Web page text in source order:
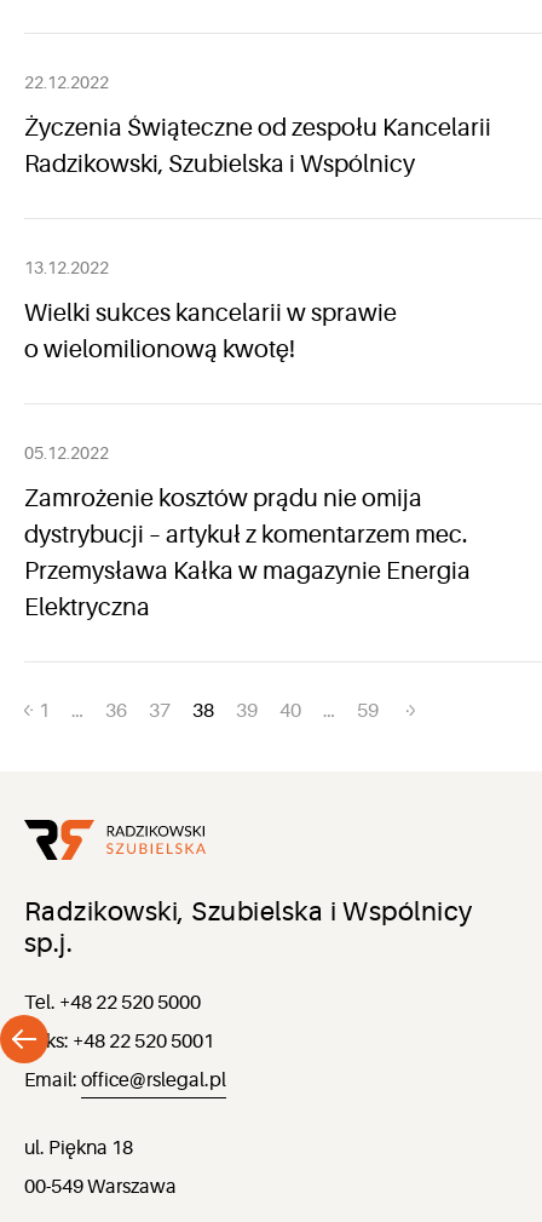
22.12.2022
Życzenia Świąteczne od zespołu Kancelarii
Radzikowski, Szubielska i Wspólnicy
13.12.2022
Wielki sukces kancelarii w sprawie
o wielomilionową kwotę!
05.12.2022
Zamrożenie kosztów prądu nie omija
dystrybucji – artykuł z komentarzem mec.
Przemysława Kałka w magazynie Energia
Elektryczna
Nawigacja
1 … 36 37 38 39 40 … 59
Radzikowski, Szubielska i Wspólnicy
sp.j.
Tel. +48 22 520 5000
Faks: +48 22 520 5001
Email: office@rslegal.pl
ul. Piękna 18
00-549 Warszawa